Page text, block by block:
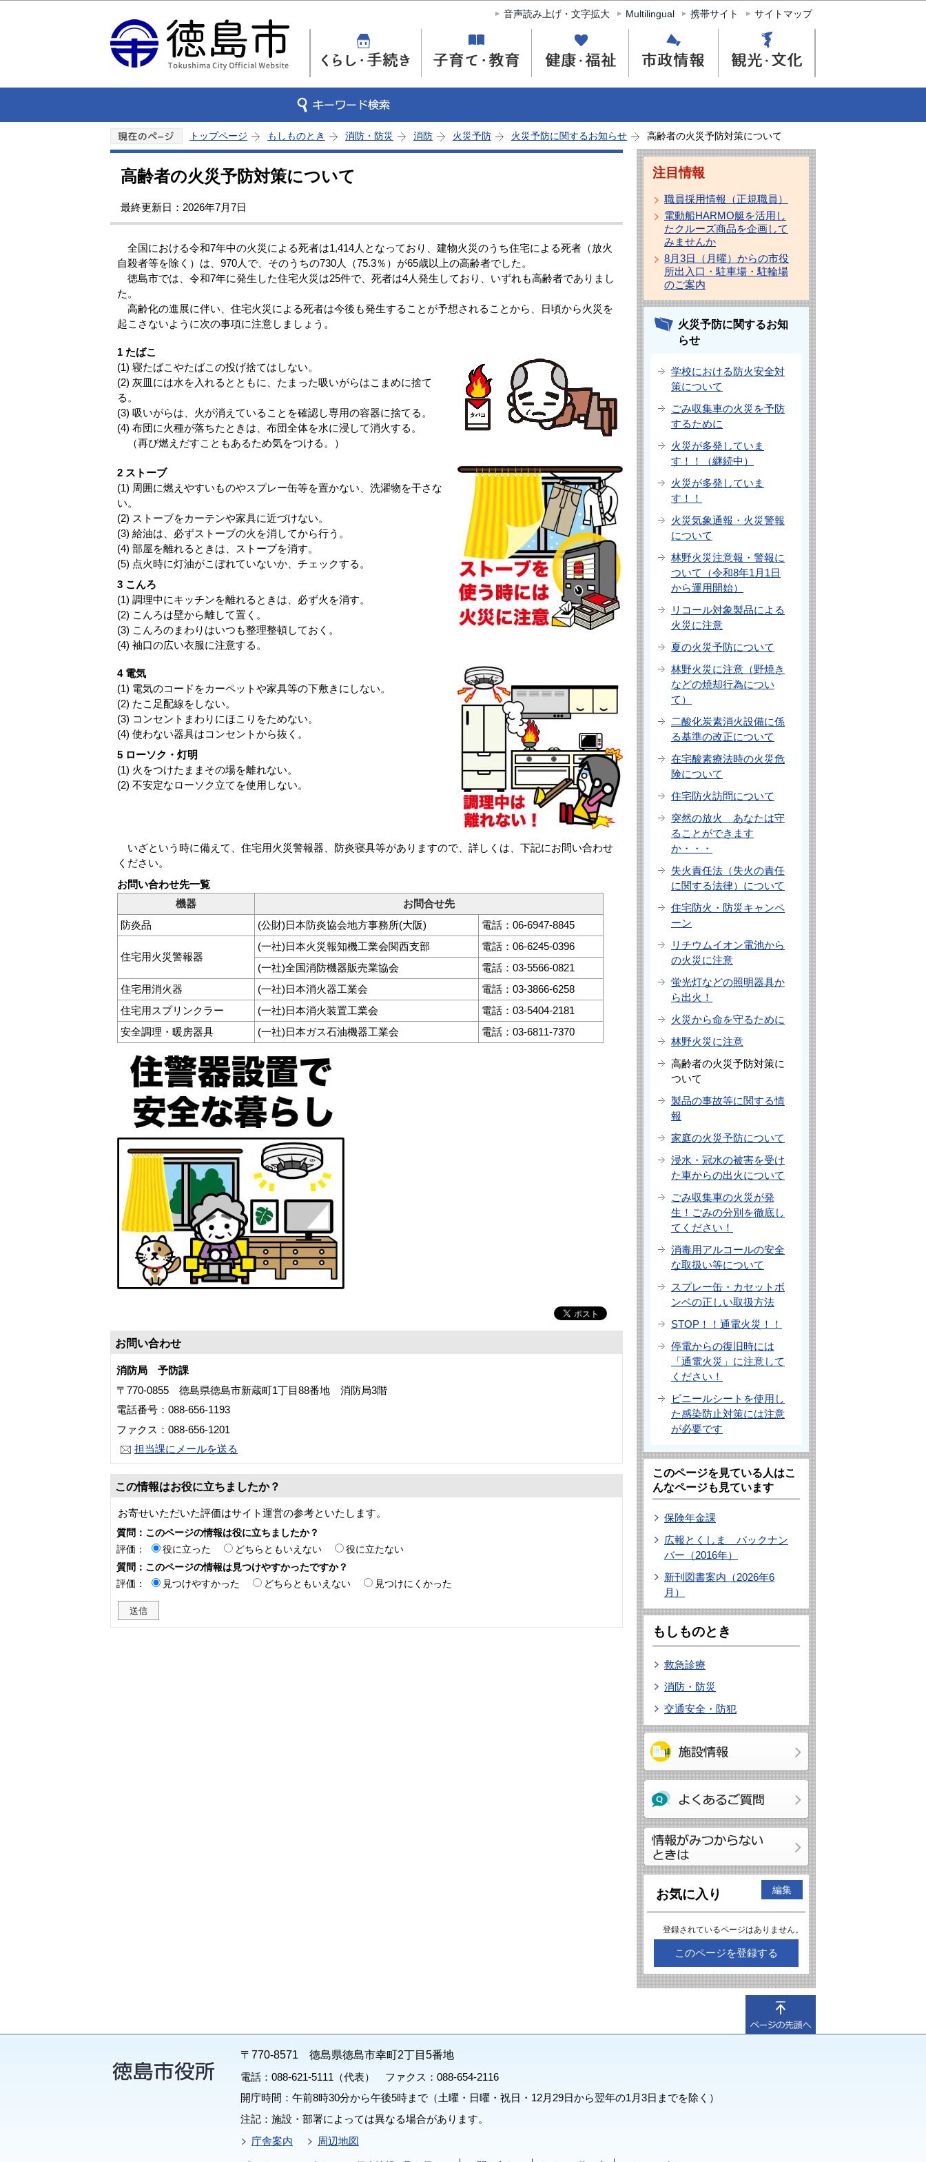
このページの本文へ移動
音声読み上げ・文字拡大 Multilingual 携帯サイト サイトマップ
トップページ もしものとき 消防・防災 消防 火災予防 火災予防に関するお知らせ 高齢者の火災予防対策について
高齢者の火災予防対策について
最終更新日：2026年7月7日
全国における令和7年中の火災による死者は1,414人となっており、建物火災のうち住宅による死者（放火
自殺者等を除く）は、970人で、そのうちの730人（75.3％）が65歳以上の高齢者でした。
徳島市では、令和7年に発生した住宅火災は25件で、死者は4人発生しており、いずれも高齢者でありまし
た。
高齢化の進展に伴い、住宅火災による死者は今後も発生することが予想されることから、日頃から火災を
起こさないように次の事項に注意しましょう。
1 たばこ
(1) 寝たばこやたばこの投げ捨てはしない。
(2) 灰皿には水を入れるとともに、たまった吸いがらはこまめに捨て
る。
(3) 吸いがらは、火が消えていることを確認し専用の容器に捨てる。
(4) 布団に火種が落ちたときは、布団全体を水に浸して消火する。
（再び燃えだすこともあるため気をつける。）
2 ストーブ
(1) 周囲に燃えやすいものやスプレー缶等を置かない、洗濯物を干さな
い。
(2) ストーブをカーテンや家具に近づけない。
(3) 給油は、必ずストーブの火を消してから行う。
(4) 部屋を離れるときは、ストーブを消す。
(5) 点火時に灯油がこぼれていないか、チェックする。
3 こんろ
(1) 調理中にキッチンを離れるときは、必ず火を消す。
(2) こんろは壁から離して置く。
(3) こんろのまわりはいつも整理整頓しておく。
(4) 袖口の広い衣服に注意する。
4 電気
(1) 電気のコードをカーペットや家具等の下敷きにしない。
(2) たこ足配線をしない。
(3) コンセントまわりにほこりをためない。
(4) 使わない器具はコンセントから抜く。
5 ローソク・灯明
(1) 火をつけたままその場を離れない。
(2) 不安定なローソク立てを使用しない。
いざという時に備えて、住宅用火災警報器、防炎寝具等がありますので、詳しくは、下記にお問い合わせ
ください。
お問い合わせ先一覧
機器
お問合せ先
防炎品
(公財)日本防炎協会地方事務所(大阪) 電話：06-6947-8845
住宅用火災警報器
(一社)日本火災報知機工業会関西支部
電話：06-6245-0396
(一社)全国消防機器販売業協会
電話：03-5566-0821
住宅用消火器
(一社)日本消火器工業会
電話：03-3866-6258
住宅用スプリンクラー
(一社)日本消火装置工業会
電話：03-5404-2181
安全調理・暖房器具
(一社)日本ガス石油機器工業会 電話：03-6811-7370
お問い合わせ
消防局 予防課
〒770-0855 徳島県徳島市新蔵町1丁目88番地 消防局3階
電話番号：088-656-1193
ファクス：088-656-1201
担当課にメールを送る
この情報はお役に立ちましたか？
お寄せいただいた評価はサイト運営の参考といたします。
質問：このページの情報は役に立ちましたか？
評価：
役に立った どちらともいえない
役に立たない
質問：このページの情報は見つけやすかったですか？
評価：
見つけやすかった どちらともいえない 見つけにくかった
注目情報
職員採用情報（正規職員）
電動船HARMO艇を活用し
たクルーズ商品を企画して
みませんか
8月3日（月曜）からの市役
所出入口・駐車場・駐輪場
のご案内
火災予防に関するお知
らせ
学校における防火安全対
策について
ごみ収集車の火災を予防
するために
火災が多発していま
す！！（継続中）
火災が多発していま
す！！
火災気象通報・火災警報
について
林野火災注意報・警報に
ついて（令和8年1月1日
から運用開始）
リコール対象製品による
火災に注意
夏の火災予防について
林野火災に注意（野焼き
などの焼却行為につい
て）
二酸化炭素消火設備に係
る基準の改正について
在宅酸素療法時の火災危
険について
住宅防火訪問について
突然の放火 あなたは守
ることができます
か・・・
失火責任法（失火の責任
に関する法律）について
住宅防火・防災キャンペ
ーン
リチウムイオン電池から
の火災に注意
蛍光灯などの照明器具か
ら出火！
火災から命を守るために
林野火災に注意
高齢者の火災予防対策に
ついて
製品の事故等に関する情
報
家庭の火災予防について
浸水・冠水の被害を受け
た車からの出火について
ごみ収集車の火災が発
生！ごみの分別を徹底し
てください！
消毒用アルコールの安全
な取扱い等について
スプレー缶・カセットボ
ンベの正しい取扱方法
STOP！！通電火災！！
停電からの復旧時には
「通電火災」に注意して
ください！
ビニールシートを使用し
た感染防止対策には注意
が必要です
このページを見ている人はこ
んなページも見ています
保険年金課
広報とくしま バックナン
バー（2016年）
新刊図書案内（2026年6
月）
もしものとき
救急診療
消防・防災
交通安全・防犯
お気に入り 編集
登録されているページはありません。
このページを登録する
〒770-8571 徳島県徳島市幸町2丁目5番地
電話：088-621-5111（代表） ファクス：088-654-2116
開庁時間：午前8時30分から午後5時まで（土曜・日曜・祝日・12月29日から翌年の1月3日までを除く）
注記：施設・部署によっては異なる場合があります。
庁舎案内
周辺地図